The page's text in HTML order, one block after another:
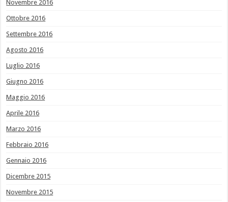
Novembre 2016
Ottobre 2016
Settembre 2016
Agosto 2016
Luglio 2016
Giugno 2016
Maggio 2016
Aprile 2016
Marzo 2016
Febbraio 2016
Gennaio 2016
Dicembre 2015
Novembre 2015